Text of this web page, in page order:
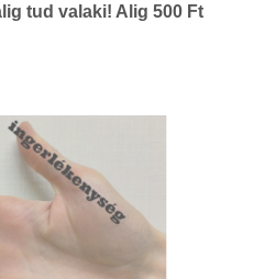
tud valaki! Alig 500 Ft